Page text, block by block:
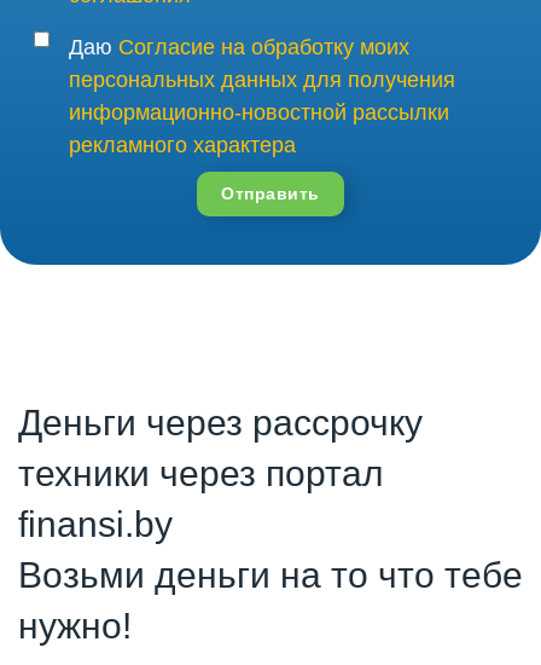
Даю Согласие на обработку моих
персональных данных для получения
информационно-новостной рассылки
рекламного характера
Отправить
Деньги через рассрочку
техники через портал
finansi.by
Возьми деньги на то что тебе
нужно!